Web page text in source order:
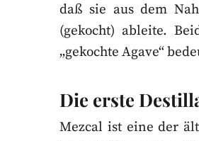
daß sie aus dem
(gekocht) ableite.
„gekochte Agave“
Die erste
Mezcal ist eine der